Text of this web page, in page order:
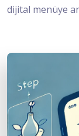
dijital menüye